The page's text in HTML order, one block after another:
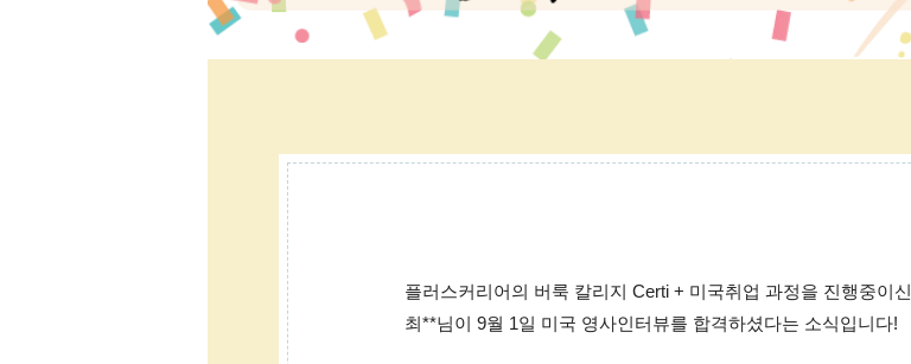
플러스커리어의 버룩 칼리지 Certi + 미국취업 과정을 진행중이신
최**님이 9월 1일 미국 영사인터뷰를 합격하셨다는 소식입니다!